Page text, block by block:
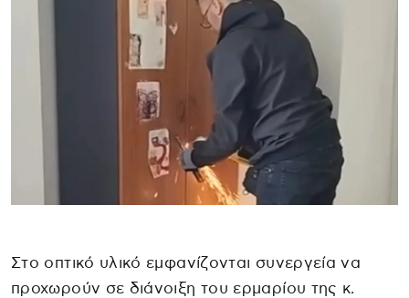
Στο οπτικό υλικό εμφανίζονται συνεργεία να
προχωρούν σε διάνοιξη του ερμαρίου της κ.